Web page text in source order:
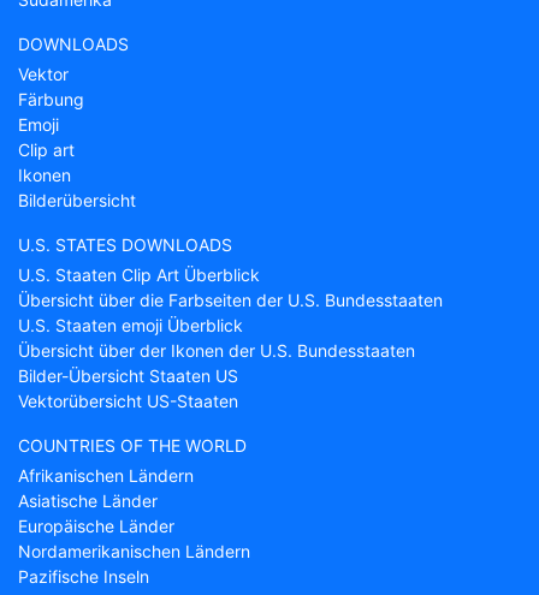
DOWNLOADS
Vektor
Färbung
Emoji
Clip art
Ikonen
Bilderübersicht
U.S. STATES DOWNLOADS
U.S. Staaten Clip Art Überblick
Übersicht über die Farbseiten der U.S. Bundesstaaten
U.S. Staaten emoji Überblick
Übersicht über der Ikonen der U.S. Bundesstaaten
Bilder-Übersicht Staaten US
Vektorübersicht US-Staaten
COUNTRIES OF THE WORLD
Afrikanischen Ländern
Asiatische Länder
Europäische Länder
Nordamerikanischen Ländern
Pazifische Inseln